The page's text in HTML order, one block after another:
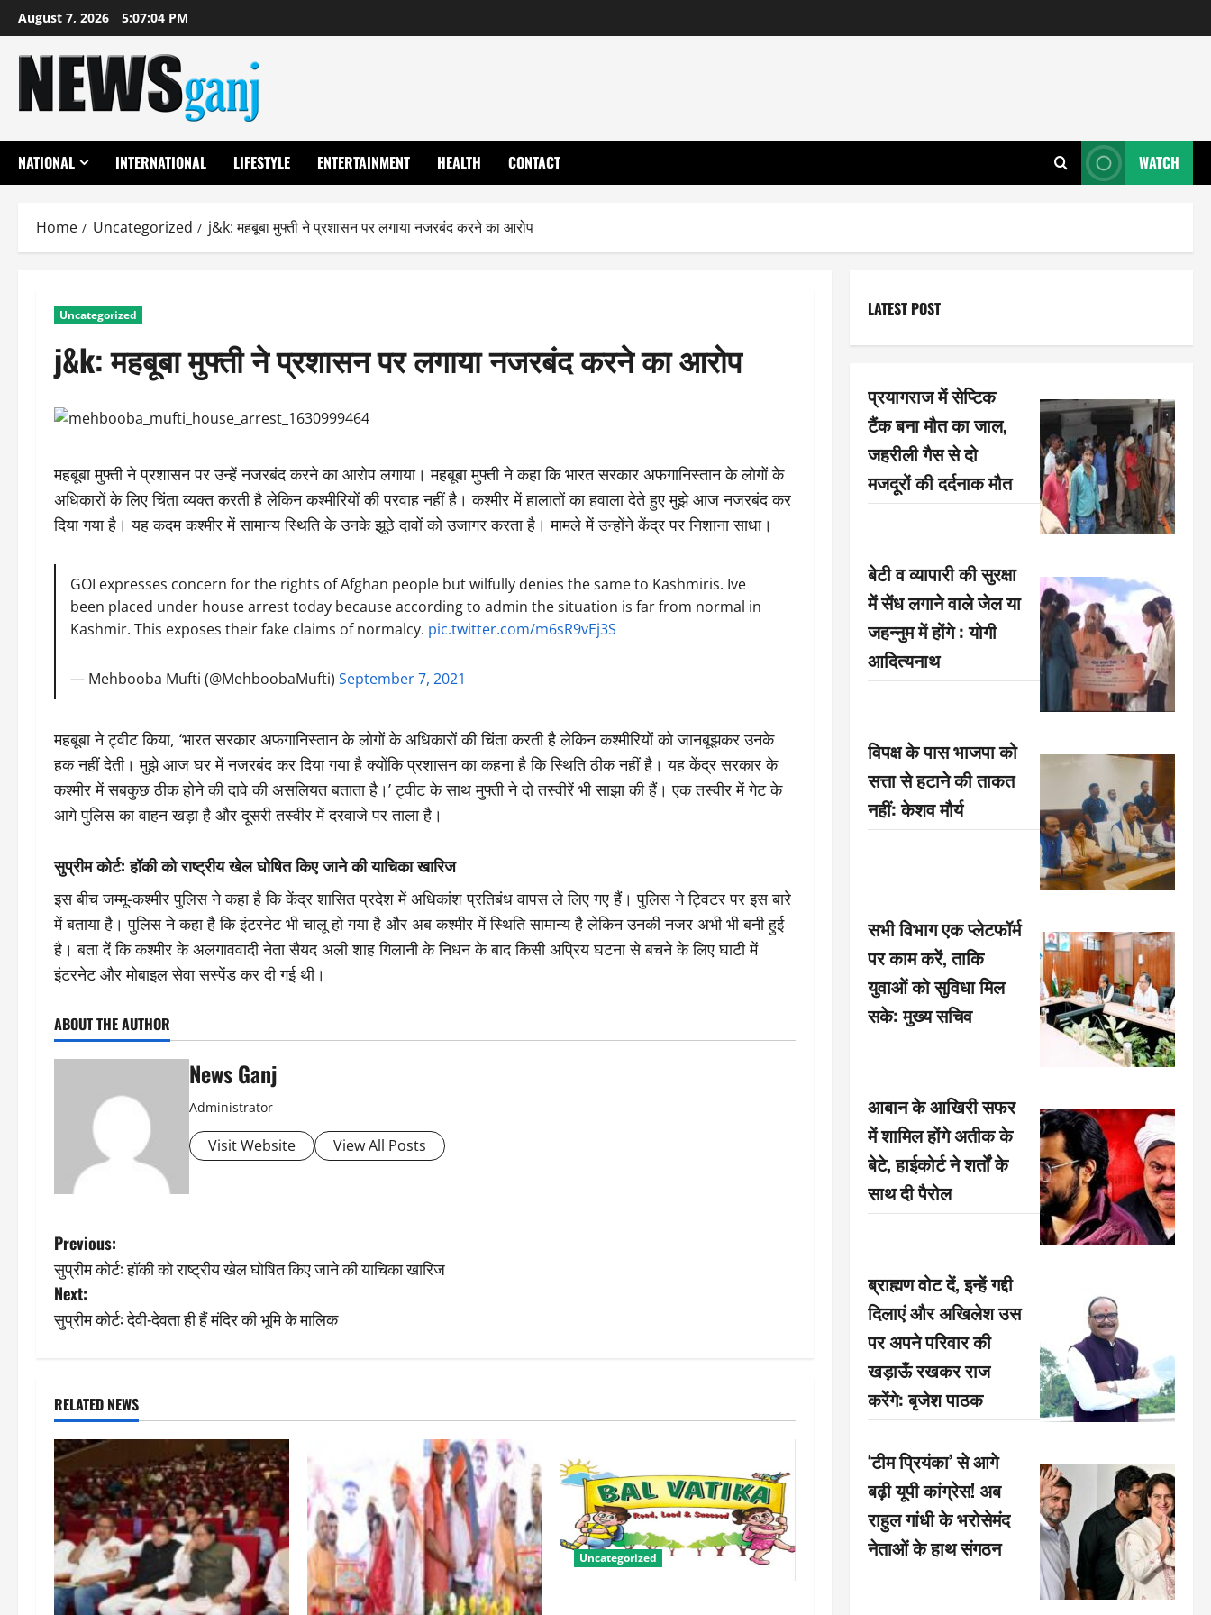
Skip
to
content
August 7, 2026 5:07:04 PM
NATIONAL INTERNATIONAL LIFESTYLE ENTERTAINMENT HEALTH CONTACT WATCH
Home Uncategorized j&k: महबूबा मुफ्ती ने प्रशासन पर लगाया नजरबंद करने का आरोप
Uncategorized
j&k: महबूबा मुफ्ती ने प्रशासन पर लगाया नजरबंद करने का आरोप
महबूबा मुफ्ती ने प्रशासन पर उन्हें नजरबंद करने का आरोप लगाया। महबूबा मुफ्ती ने कहा कि भारत सरकार अफगानिस्तान के लोगों के
अधिकारों के लिए चिंता व्यक्त करती है लेकिन कश्मीरियों की परवाह नहीं है। कश्मीर में हालातों का हवाला देते हुए मुझे आज नजरबंद कर
दिया गया है। यह कदम कश्मीर में सामान्य स्थिति के उनके झूठे दावों को उजागर करता है। मामले में उन्होंने केंद्र पर निशाना साधा।
GOI expresses concern for the rights of Afghan people but wilfully denies the same to Kashmiris. Ive
been placed under house arrest today because according to admin the situation is far from normal in
Kashmir. This exposes their fake claims of normalcy. pic.twitter.com/m6sR9vEj3S
— Mehbooba Mufti (@MehboobaMufti)September 7, 2021
महबूबा ने ट्वीट किया, ‘भारत सरकार अफगानिस्तान के लोगों के अधिकारों की चिंता करती है लेकिन कश्मीरियों को जानबूझकर उनके
हक नहीं देती। मुझे आज घर में नजरबंद कर दिया गया है क्योंकि प्रशासन का कहना है कि स्थिति ठीक नहीं है। यह केंद्र सरकार के
कश्मीर में सबकुछ ठीक होने की दावे की असलियत बताता है।’ ट्वीट के साथ मुफ्ती ने दो तस्वीरें भी साझा की हैं। एक तस्वीर में गेट के
आगे पुलिस का वाहन खड़ा है और दूसरी तस्वीर में दरवाजे पर ताला है।
सुप्रीम कोर्ट: हॉकी को राष्ट्रीय खेल घोषित किए जाने की याचिका खारिज
इस बीच जम्मू-कश्मीर पुलिस ने कहा है कि केंद्र शासित प्रदेश में अधिकांश प्रतिबंध वापस ले लिए गए हैं। पुलिस ने ट्विटर पर इस बारे
में बताया है। पुलिस ने कहा है कि इंटरनेट भी चालू हो गया है और अब कश्मीर में स्थिति सामान्य है लेकिन उनकी नजर अभी भी बनी हुई
है। बता दें कि कश्मीर के अलगाववादी नेता सैयद अली शाह गिलानी के निधन के बाद किसी अप्रिय घटना से बचने के लिए घाटी में
इंटरनेट और मोबाइल सेवा सस्पेंड कर दी गई थी।
ABOUT THE AUTHOR
News Ganj
Administrator
Visit Website View All Posts
P
o
s
n
a
v
i
g
a
Previous:
सुप्रीम कोर्ट: हॉकी को राष्ट्रीय खेल घोषित किए जाने की याचिका खारिज
Next:
सुप्रीम कोर्ट: देवी-देवता ही हैं मंदिर की भूमि के मालिक
RELATED NEWS
Uncategorized
LATEST POST
प्रयागराज में सेप्टिक
टैंक बना मौत का जाल,
जहरीली गैस से दो
मजदूरों की दर्दनाक मौत
बेटी व व्यापारी की सुरक्षा
में सेंध लगाने वाले जेल या
जहन्नुम में होंगे : योगी
आदित्यनाथ
विपक्ष के पास भाजपा को
सत्ता से हटाने की ताकत
नहीं: केशव मौर्य
सभी विभाग एक प्लेटफॉर्म
पर काम करें, ताकि
युवाओं को सुविधा मिल
सके: मुख्य सचिव
आबान के आखिरी सफर
में शामिल होंगे अतीक के
बेटे, हाईकोर्ट ने शर्तों के
साथ दी पैरोल
ब्राह्मण वोट दें, इन्हें गद्दी
दिलाएं और अखिलेश उस
पर अपने परिवार की
खड़ाऊँ रखकर राज
करेंगे: बृजेश पाठक
‘टीम प्रियंका’ से आगे
बढ़ी यूपी कांग्रेस! अब
राहुल गांधी के भरोसेमंद
नेताओं के हाथ संगठन